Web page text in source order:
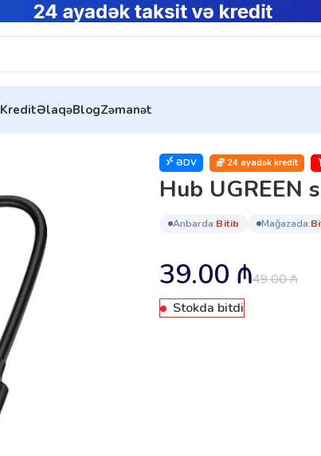
KreditƏlaqəBlogZəmanət
ƏDV 24 ayadək kredit
Hub UGREEN
anbarda: bi̇ti̇b mağazada:
49.00₼
39.00 ₼
Stokda bitdi